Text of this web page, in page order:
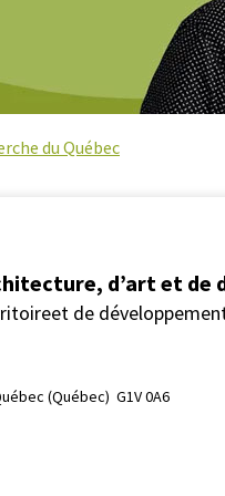
du Québec
d’art et de
de
(Québec)  G1V 0A6